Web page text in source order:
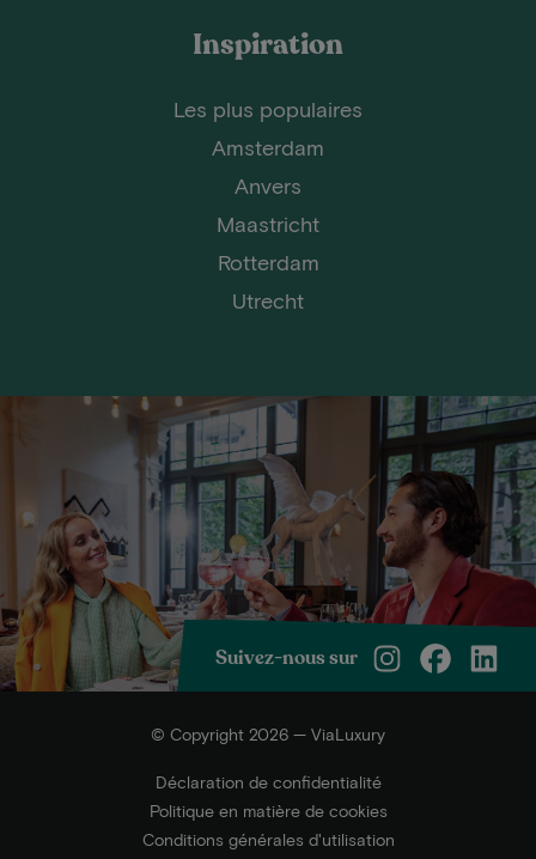
Inspiration
Les plus populaires
Amsterdam
Anvers
Maastricht
Rotterdam
Utrecht
Suivez-nous sur
© Copyright 2026 — ViaLuxury
Déclaration de confidentialité
Politique en matière de cookies
Conditions générales d'utilisation